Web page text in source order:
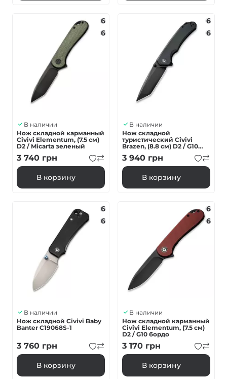
6
6
В наличии
Нож складной карманный
Civivi Elementum, (7.5 см)
D2 / Micarta зеленый
3 740 грн
В корзину
6
6
В наличии
Нож складной
туристический Civivi
Brazen, (8.8 см) D2 / G10
черный
3 940 грн
В корзину
6
6
В наличии
Нож складной Civivi Baby
Banter C19068S-1
3 760 грн
В корзину
6
6
В наличии
Нож складной карманный
Civivi Elementum, (7.5 см)
D2 / G10 бордо
3 170 грн
В корзину